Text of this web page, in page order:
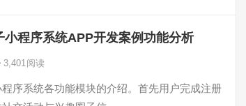
小程序系统APP开发案例功能分析
3,401 阅读
序系统各功能模块的介绍。首先用户完成注册